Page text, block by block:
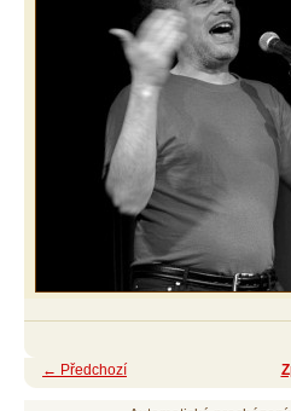
← Předchozí